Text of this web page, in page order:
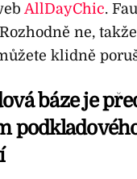
AllDayChic.
ne,
klidně
báze je